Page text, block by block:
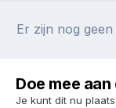
Er zijn nog
Doe mee
Je kunt dit nu